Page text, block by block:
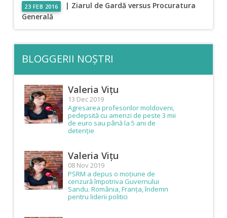
23 FEB 2016
| Ziarul de Gardă versus Procuratura
Generală
BLOGGERII NOȘTRI
Valeria Vițu
13 Dec 2019
Agresarea profesorilor moldoveni,
pedepsită cu amenzi de peste 3 mii
de euro sau până la 5 ani de
detenție
Valeria Vițu
08 Nov 2019
PSRM a depus o moțiune de
cenzură împotriva Guvernului
Sandu. România, Franța, îndemn
pentru liderii politici